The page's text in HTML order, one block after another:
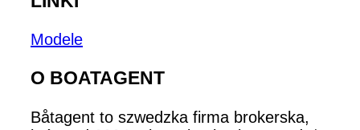
Modele
O BOATAGENT
Båtagent to szwedzka firma brokerska,